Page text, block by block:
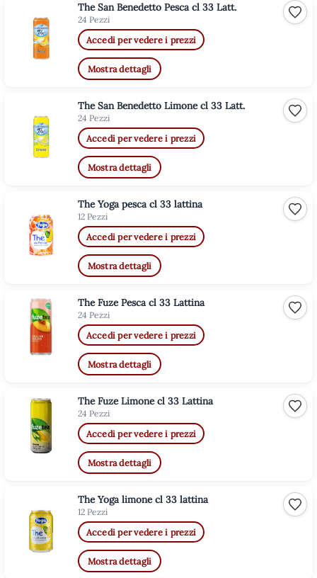
The San Benedetto Pesca cl 33 Latt.
24 Pezzi
Accedi per vedere i prezzi
Mostra dettagli
The San Benedetto Limone cl 33 Latt.
24 Pezzi
Accedi per vedere i prezzi
Mostra dettagli
The Yoga pesca cl 33 lattina
12 Pezzi
Accedi per vedere i prezzi
Mostra dettagli
The Fuze Pesca cl 33 Lattina
24 Pezzi
Accedi per vedere i prezzi
Mostra dettagli
The Fuze Limone cl 33 Lattina
24 Pezzi
Accedi per vedere i prezzi
Mostra dettagli
The Yoga limone cl 33 lattina
12 Pezzi
Accedi per vedere i prezzi
Mostra dettagli